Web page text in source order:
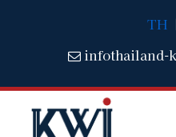
TH
infothailand-